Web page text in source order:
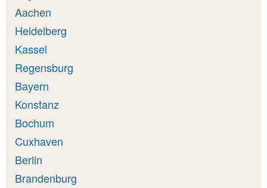
Aachen
Heidelberg
Kassel
Regensburg
Bayern
Konstanz
Bochum
Cuxhaven
Berlin
Brandenburg